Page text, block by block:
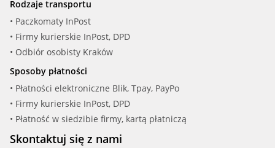
Rodzaje transportu
• Paczkomaty InPost
• Firmy kurierskie InPost, DPD
• Odbiór osobisty Kraków
Sposoby płatności
• Płatności elektroniczne Blik, Tpay, PayPo
• Firmy kurierskie InPost, DPD
• Płatność w siedzibie firmy, kartą płatniczą
Skontaktuj się z nami